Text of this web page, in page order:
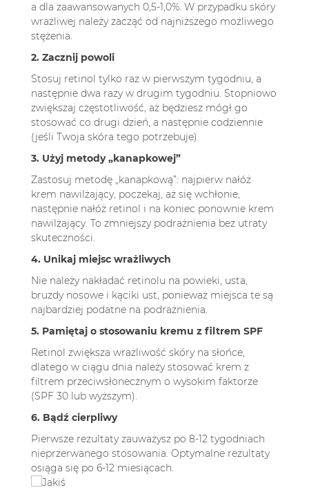
a dla zaawansowanych 0,5-1,0%. W przypadku skóry
wrażliwej należy zacząć od najniższego możliwego
stężenia.
2. Zacznij powoli
Stosuj retinol tylko raz w pierwszym tygodniu, a
następnie dwa razy w drugim tygodniu. Stopniowo
zwiększaj częstotliwość, aż będziesz mógł go
stosować co drugi dzień, a następnie codziennie
(jeśli Twoja skóra tego potrzebuje).
3. Użyj metody „kanapkowej”
Zastosuj metodę „kanapkową”: najpierw nałóż
krem nawilżający, poczekaj, aż się wchłonie,
następnie nałóż retinol i na koniec ponownie krem
nawilżający. To zmniejszy podrażnienia bez utraty
skuteczności.
4. Unikaj miejsc wrażliwych
Nie należy nakładać retinolu na powieki, usta,
bruzdy nosowe i kąciki ust, ponieważ miejsca te są
najbardziej podatne na podrażnienia.
5. Pamiętaj o stosowaniu kremu z filtrem SPF
Retinol zwiększa wrażliwość skóry na słońce,
dlatego w ciągu dnia należy stosować krem z
filtrem przeciwsłonecznym o wysokim faktorze
(SPF 30 lub wyższym).
6. Bądź cierpliwy
Pierwsze rezultaty zauważysz po 8-12 tygodniach
nieprzerwanego stosowania. Optymalne rezultaty
osiąga się po 6-12 miesiącach.